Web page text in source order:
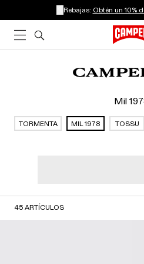
Rebajas: Obtén un 10%
Mil
TORMENTA MIL 1978 TOSSU
45 ARTÍCULOS